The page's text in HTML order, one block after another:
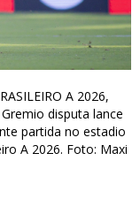
A 2026,
disputa lance
partida no estadio
A 2026. Foto: Maxi